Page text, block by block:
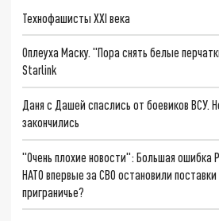
Технофашисты XXI века
Оплеуха Маску. "Пора снять белые
Starlink
Даня с Дашей спаслись от боевиков ВСУ.
закончились
"Очень плохие новости": Большая ошибка
НАТО впервые за СВО остановили
приграничье?